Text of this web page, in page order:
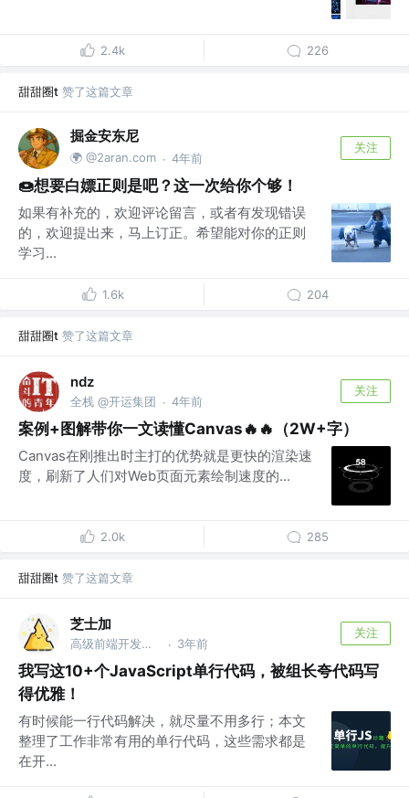
2.4k 226
甜甜圈t 赞了这篇文章
掘金安东尼
🌍 @2aran.com · 4年前
关注
🍩想要白嫖正则是吧？这一次给你个够！
如果有补充的，欢迎评论留言，或者有发现错误
的，欢迎提出来，马上订正。希望能对你的正则
学习...
1.6k 204
甜甜圈t 赞了这篇文章
ndz
全栈 @开运集团 · 4年前
关注
案例+图解带你一文读懂Canvas🔥🔥（2W+字）
Canvas在刚推出时主打的优势就是更快的渲染速
度，刷新了人们对Web页面元素绘制速度的...
2.0k 285
甜甜圈t 赞了这篇文章
芝士加
高级前端开发工程师 · 3年前
关注
我写这10+个JavaScript单行代码，被组长夸代码写
得优雅！
有时候能一行代码解决，就尽量不用多行；本文
整理了工作非常有用的单行代码，这些需求都是
在开...